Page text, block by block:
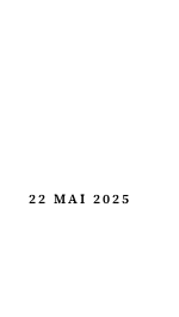
22 MAI 2025